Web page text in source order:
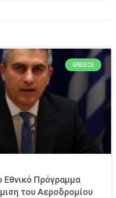
GREECE
Εθνικό Πρόγραμμα
του Αεροδρομίου